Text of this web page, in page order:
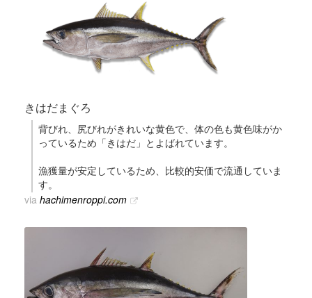
きはだまぐろ
背びれ、尻びれがきれいな黄色で、体の色も黄色味がか
っているため「きはだ」とよばれています。
漁獲量が安定しているため、比較的安価で流通していま
す。
via hachimenroppi.com